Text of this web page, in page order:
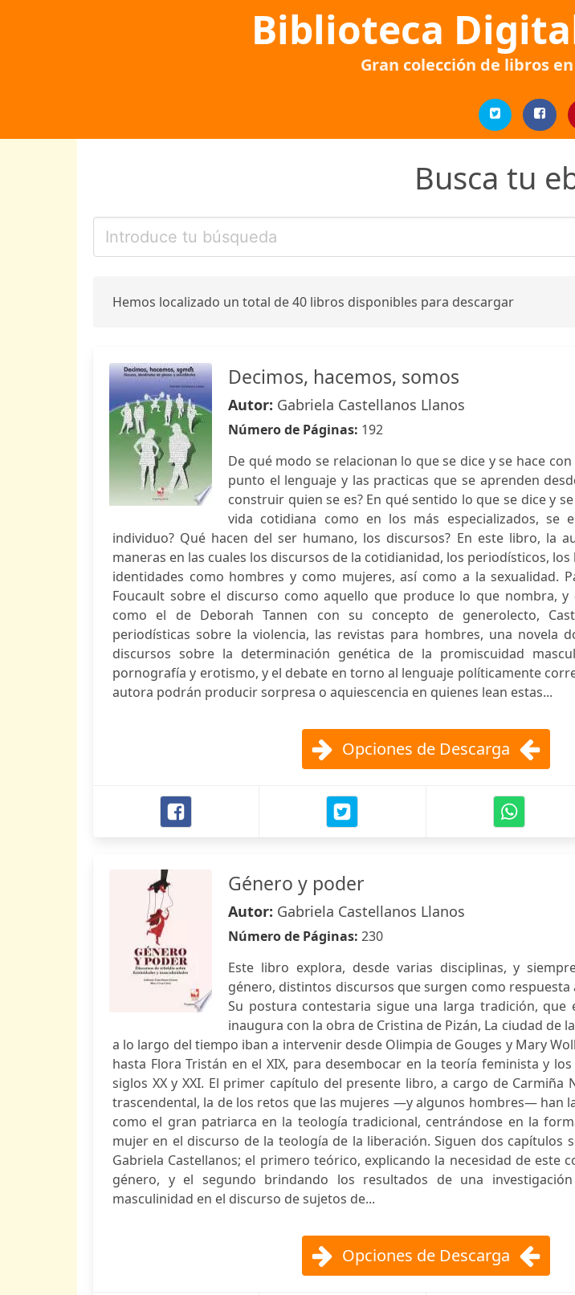
Biblioteca
Gran colección de libros
Busca tu
Hemos localizado un total de 40 libros disponibles para descargar
Decimos, hacemos, somos
Autor: Gabriela Castellanos Llanos
Número de Páginas: 192
De qué modo se relacionan lo que se dice y se hace
punto el lenguaje y las practicas que se aprenden
construir quien se es? En qué sentido lo que se dice y
vida cotidiana como en los más especializados, se
individuo? Qué hacen del ser humano, los discursos? En este libro, la
maneras en las cuales los discursos de la cotidianidad, los periodísticos,
identidades como hombres y como mujeres, así como a la sexualidad.
Foucault sobre el discurso como aquello que produce lo que nombra,
como el de Deborah Tannen con su concepto de generolecto,
periodísticas sobre la violencia, las revistas para hombres, una novela
discursos sobre la determinación genética de la promiscuidad
pornografía y erotismo, y el debate en torno al lenguaje políticamente
autora podrán producir sorpresa o aquiescencia en quienes lean estas...
Opciones de Descarga
Género y poder
Autor: Gabriela Castellanos Llanos
Número de Páginas: 230
Este libro explora, desde varias disciplinas, y
género, distintos discursos que surgen como respuesta
Su postura contestaria sigue una larga tradición, que
inaugura con la obra de Cristina de Pizán, La ciudad de
a lo largo del tiempo iban a intervenir desde Olimpia de Gouges y Mary
hasta Flora Tristán en el XIX, para desembocar en la teoría feminista y
siglos XX y XXI. El primer capítulo del presente libro, a cargo de Carmiña
trascendental, la de los retos que las mujeres —y algunos hombres— han
como el gran patriarca en la teología tradicional, centrándose en la
mujer en el discurso de la teología de la liberación. Siguen dos capítulos
Gabriela Castellanos; el primero teórico, explicando la necesidad de este
género, y el segundo brindando los resultados de una
masculinidad en el discurso de sujetos de...
Opciones de Descarga